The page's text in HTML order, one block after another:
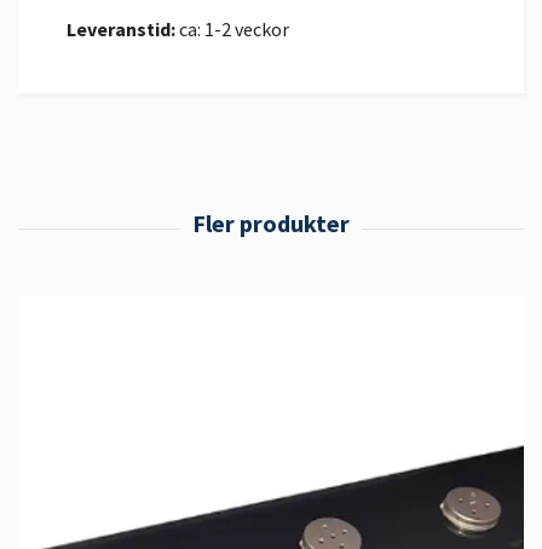
Leveranstid:ca: 1-2 veckor